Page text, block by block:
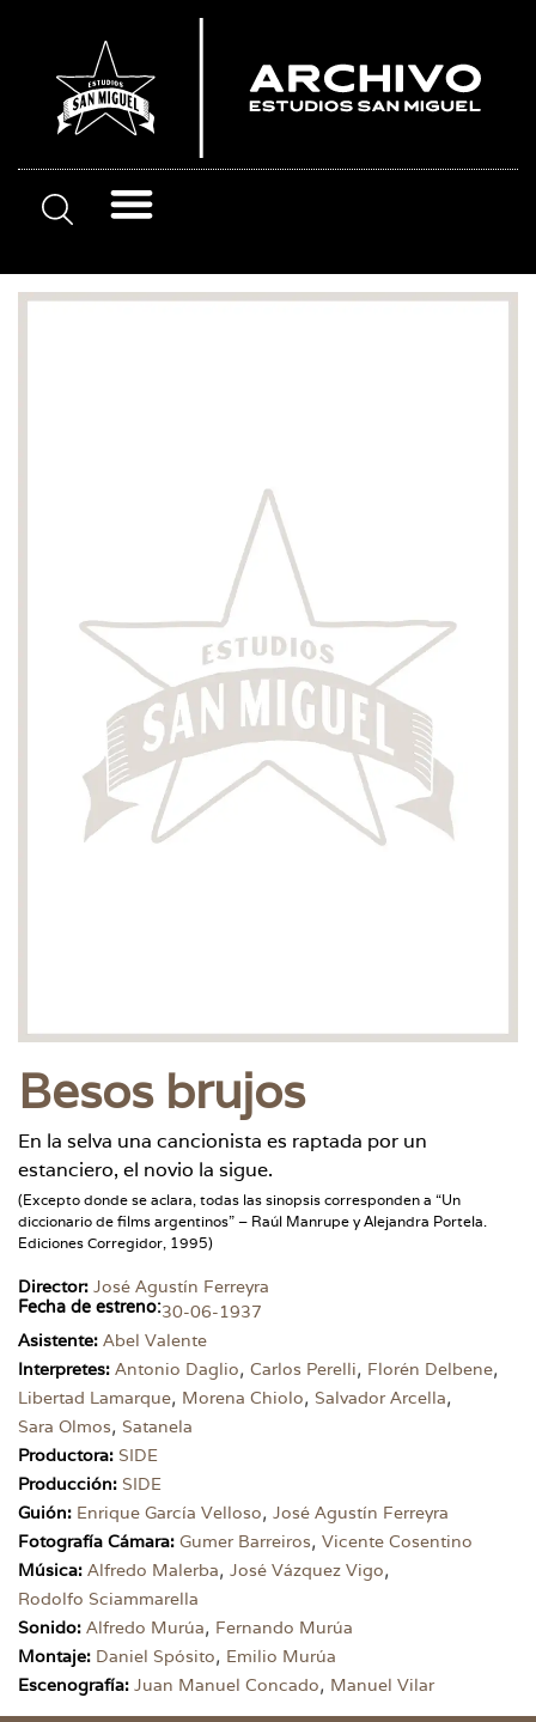
Besos brujos
En la selva una cancionista es raptada por un
estanciero, el novio la sigue.
(Excepto donde se aclara, todas las sinopsis corresponden a “Un
diccionario de films argentinos” – Raúl Manrupe y Alejandra Portela.
Ediciones Corregidor, 1995)
Director: José Agustín Ferreyra
Fecha de estreno:30-06-1937
Asistente: Abel Valente
Interpretes: Antonio Daglio, Carlos Perelli, Florén Delbene,
Libertad Lamarque, Morena Chiolo, Salvador Arcella,
Sara Olmos, Satanela
Productora: SIDE
Producción: SIDE
Guión: Enrique García Velloso, José Agustín Ferreyra
Fotografía Cámara: Gumer Barreiros, Vicente Cosentino
Música: Alfredo Malerba, José Vázquez Vigo,
Rodolfo Sciammarella
Sonido: Alfredo Murúa, Fernando Murúa
Montaje: Daniel Spósito, Emilio Murúa
Escenografía: Juan Manuel Concado, Manuel Vilar